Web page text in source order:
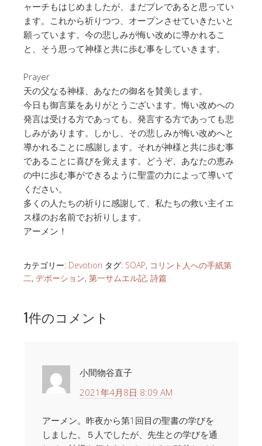
ャーチもはじめましたが、まだプレであると思ってい
ます。これから祈りつつ、オープンさせていきたいと
願っています。今の悲しみが悔い改めに導かれるこ
と、そう思って神様と共に歩む事をしていきます。
Prayer
天の父なる神様、あなたの御名を賛美します。
今日も御言葉をありがとうございます。悔い改めへの
発言は受ける方であっても、発言する方であっても悲
しみがあります。しかし、その悲しみが悔い改めへと
導かれることに感謝します。それが神様と共に歩む事
であることに喜びを覚えます。どうぞ、あなたの恵み
の中に歩む事ができるように聖霊の力によって導いて
ください。
多くの人たちの祈りに感謝して、私たちの救い主イエ
ス様のお名前でお祈りします。
アーメン！
カテゴリー: Devotion タグ: SOAP, コリント人への手紙第
二, デボーション, 第一サムエル記, 詩篇
1件のコメント
小間物谷直子
2021年4月8日 8:09 AM
アーメン。昨夜から第1回目の聖書の学びを
しました。５人でしたが、先生との学びを通